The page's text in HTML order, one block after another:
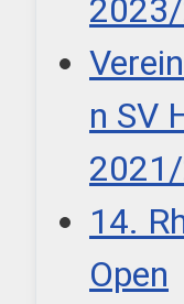
n SV
14.
Open